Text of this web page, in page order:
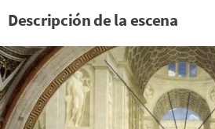
Descripción de la escena